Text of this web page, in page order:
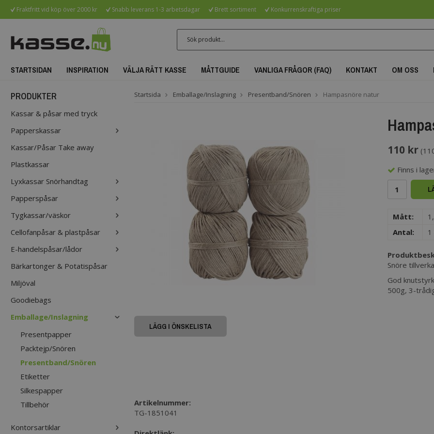
Fraktfritt vid köp över 2000 kr Snabb leverans 1-3 arbetsdagar Brett sortiment Konkurrenskraftiga priser
STARTSIDAN INSPIRATION VÄLJA RÄTT KASSE MÅTTGUIDE VANLIGA FRÅGOR (FAQ) KONTAKT OM OSS
PRODUKTER
Kassar & påsar med tryck
Papperskassar
Kassar/Påsar Take away
Plastkassar
Lyxkassar Snörhandtag
Papperspåsar
Tygkassar/väskor
Cellofanpåsar & plastpåsar
E-handelspåsar/lådor
Bärkartonger & Potatispåsar
Miljöval
Goodiebags
Emballage/Inslagning
Presentpapper
Packtejp/Snören
Presentband/Snören
Etiketter
Silkespapper
Tillbehör
Kontorsartiklar
Startsida Emballage/Inslagning Presentband/Snören Hampasnöre natur
110 kr(
Finns i
Mått:
Antal:
Snöre
God
500g, 3-
LÄGG I ÖNSKELISTA
Artikelnummer:
TG-1851041